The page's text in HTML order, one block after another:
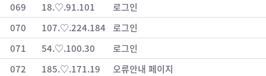
069
18.♡.91.101
로그인
070
107.♡.224.184 로그인
071
54.♡.100.30
로그인
072
185.♡.171.19 오류안내 페이지